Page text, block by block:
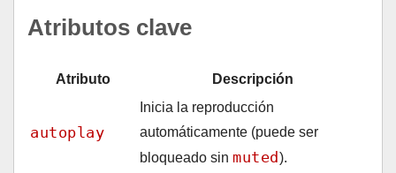
Atributos clave
Atributo Descripción
autoplay
Inicia la reproducción
automáticamente (puede ser
bloqueado sin muted).